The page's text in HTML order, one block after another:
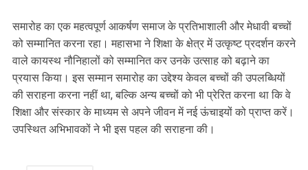
समारोह का एक महत्वपूर्ण आकर्षण समाज के प्रतिभाशाली और मेधावी बच्चों
को सम्मानित करना रहा। महासभा ने शिक्षा के क्षेत्र में उत्कृष्ट प्रदर्शन करने
वाले कायस्थ नौनिहालों को सम्मानित कर उनके उत्साह को बढ़ाने का
प्रयास किया। इस सम्मान समारोह का उद्देश्य केवल बच्चों की उपलब्धियों
की सराहना करना नहीं था, बल्कि अन्य बच्चों को भी प्रेरित करना था कि वे
शिक्षा और संस्कार के माध्यम से अपने जीवन में नई ऊंचाइयों को प्राप्त करें।
उपस्थित अभिभावकों ने भी इस पहल की सराहना की।